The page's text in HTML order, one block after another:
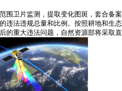
卫片监测，提取变化图斑，套合备
法违规总量和比例。按照耕地和生
重大违法问题，自然资源部将采取